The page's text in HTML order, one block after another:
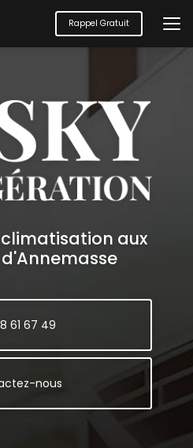
Rappel Gratuit
aux
61 67 49
nous